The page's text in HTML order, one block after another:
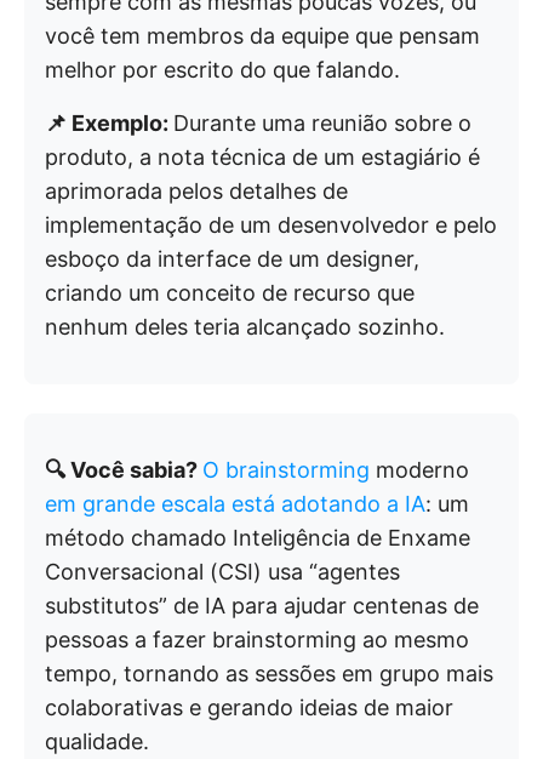
você tem membros da equipe que pensam
melhor por escrito do que falando.
📌 Exemplo: Durante uma reunião sobre o
produto, a nota técnica de um estagiário é
aprimorada pelos detalhes de
implementação de um desenvolvedor e pelo
esboço da interface de um designer,
criando um conceito de recurso que
nenhum deles teria alcançado sozinho.
🔍 Você sabia? O brainstorming moderno
em grande escala está adotando a IA: um
método chamado Inteligência de Enxame
Conversacional (CSI) usa “agentes
substitutos” de IA para ajudar centenas de
pessoas a fazer brainstorming ao mesmo
tempo, tornando as sessões em grupo mais
colaborativas e gerando ideias de maior
qualidade.